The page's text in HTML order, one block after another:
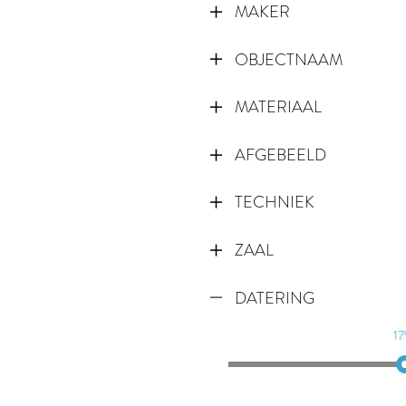
MAKER
OBJECTNAAM
MATERIAAL
AFGEBEELD
TECHNIEK
ZAAL
DATERING